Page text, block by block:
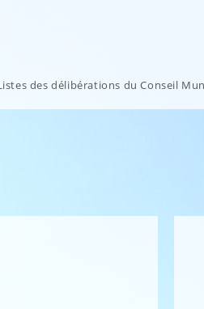
des délibérations du Conseil